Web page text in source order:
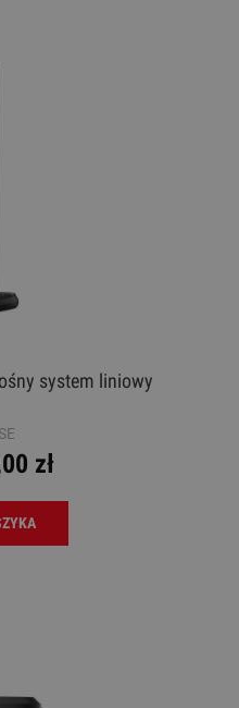
system liniowy
zł